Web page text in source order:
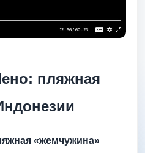
пляжная
«жемчужина»